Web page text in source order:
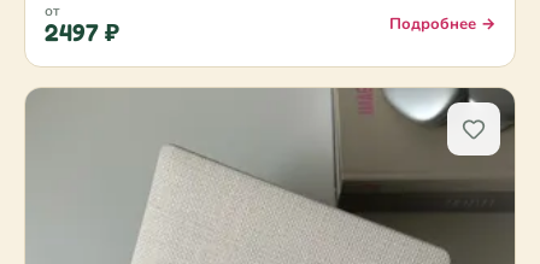
от
2497 ₽ Подробнее →